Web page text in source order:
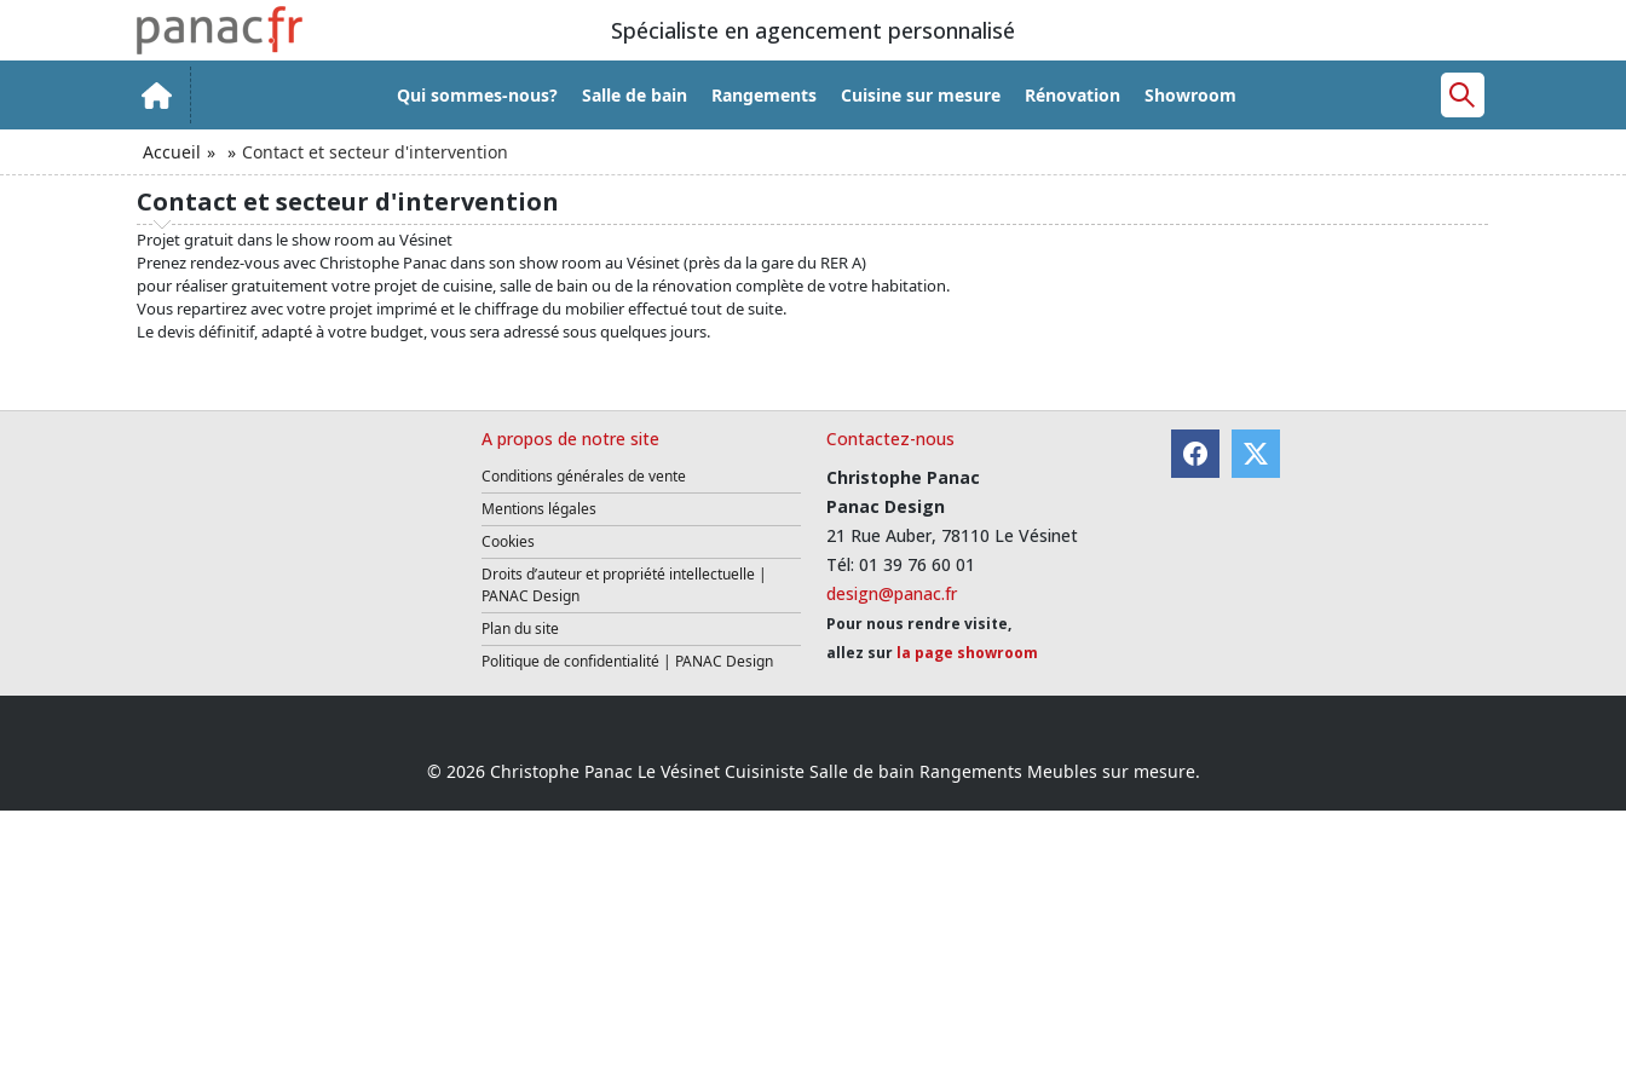
Spécialiste en agencement personnalisé
Qui sommes-nous? Salle de bain Rangements Cuisine sur mesure Rénovation Showroom
Accueil Contact et secteur d'intervention
Contact et secteur d'intervention
Projet gratuit dans le show room au Vésinet
Prenez rendez-vous avec Christophe Panac dans son show room au Vésinet (près da la gare du RER A)
pour réaliser gratuitement votre projet de cuisine, salle de bain ou de la rénovation complète de votre habitation.
Vous repartirez avec votre projet imprimé et le chiffrage du mobilier effectué tout de suite.
Le devis définitif, adapté à votre budget, vous sera adressé sous quelques jours.
A propos de notre site
Conditions générales de vente
Mentions légales
Cookies
Droits d’auteur et propriété intellectuelle |
PANAC Design
Plan du site
Politique de confidentialité | PANAC Design
Contactez-nous
Christophe Panac
Panac Design
21 Rue Auber, 78110 Le Vésinet
Tél: 01 39 76 60 01
design@panac.fr
Pour nous rendre visite,
allez sur la page showroom
© 2026 Christophe Panac Le Vésinet Cuisiniste Salle de bain Rangements Meubles sur mesure.